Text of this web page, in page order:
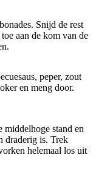
Snijd de rest
aan de kom van de
peper, zout
en meng door.
middelhoge stand en
draderig is. Trek
helemaal los uit